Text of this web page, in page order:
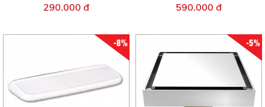
290.000 đ 590.000 đ
-8% -5%